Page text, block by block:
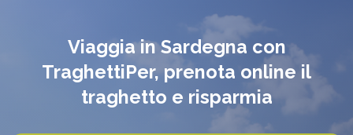
Viaggia in Sardegna con
TraghettiPer, prenota online il
traghetto e risparmia